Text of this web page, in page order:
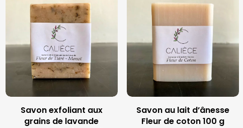
Savon exfoliant aux
grains de lavande
Savon au lait d’ânesse
Fleur de coton 100 g